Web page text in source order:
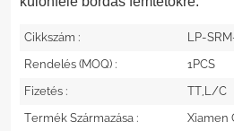
Cikkszám :
LP-
Rendelés (MOQ) :
1PCS
Fizetés :
TT,L/C
Termék Származása :
Xiamen